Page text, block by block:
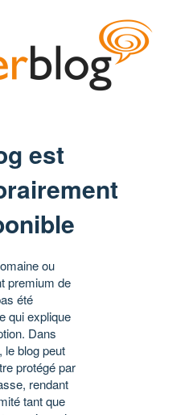
est
ou
premium de
été
qui explique
Dans
le blog peut
protégé par
rendant
tant que